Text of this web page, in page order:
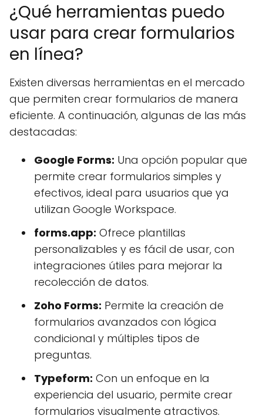
¿Qué herramientas puedo
usar para crear formularios
en línea?
Existen diversas herramientas en el mercado
que permiten crear formularios de manera
eficiente. A continuación, algunas de las más
destacadas:
Google Forms: Una opción popular que
permite crear formularios simples y
efectivos, ideal para usuarios que ya
utilizan Google Workspace.
forms.app: Ofrece plantillas
personalizables y es fácil de usar, con
integraciones útiles para mejorar la
recolección de datos.
Zoho Forms: Permite la creación de
formularios avanzados con lógica
condicional y múltiples tipos de
preguntas.
Typeform: Con un enfoque en la
experiencia del usuario, permite crear
formularios visualmente atractivos.